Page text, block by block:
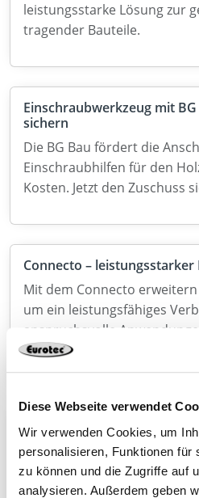
Diese Webseite verwendet
Wir verwenden Cookies, um
personalisieren, Funktionen für
zu können und die Zugriffe auf
analysieren. Außerdem geben
leistungsstarke Lösung zur
tragender Bauteile.
Einschraubwerkzeug mit
sichern
Die BG Bau fördert die
Einschraubhilfen für den
Kosten. Jetzt den Zuschuss
Connecto –
Mit dem Connecto
um ein leistungsfähiges
anspruchsvolle
Holzbau.
Entdecken Sie unsere
Massivholzbau
Wir erleben im Holzbau dank
einen starken Aufschwung